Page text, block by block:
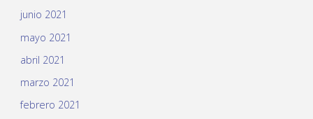
junio 2021
mayo 2021
abril 2021
marzo 2021
febrero 2021